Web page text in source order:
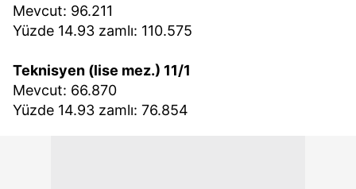
Mevcut: 96.211
Yüzde 14.93 zamlı: 110.575
Teknisyen (lise mez.) 11/1
Mevcut: 66.870
Yüzde 14.93 zamlı: 76.854